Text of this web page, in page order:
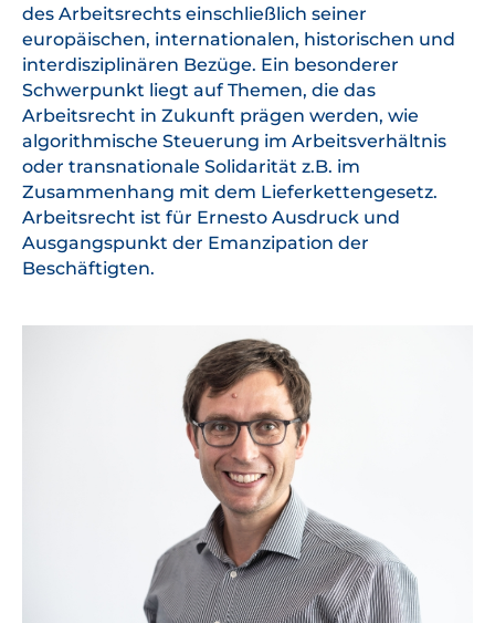
des Arbeitsrechts einschließlich seiner
europäischen, internationalen, historischen und
interdisziplinären Bezüge. Ein besonderer
Schwerpunkt liegt auf Themen, die das
Arbeitsrecht in Zukunft prägen werden, wie
algorithmische Steuerung im Arbeitsverhältnis
oder transnationale Solidarität z.B. im
Zusammenhang mit dem Lieferkettengesetz.
Arbeitsrecht ist für Ernesto Ausdruck und
Ausgangspunkt der Emanzipation der
Beschäftigten.